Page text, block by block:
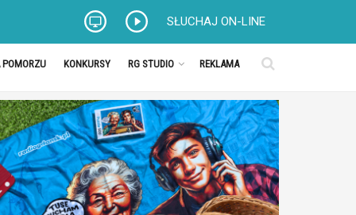
SŁUCHAJ ON-LINE
KONKURSY RG STUDIO REKLAMA